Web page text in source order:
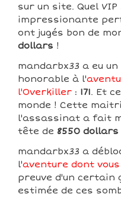
sur un site. Quel
impressionante
ont jugés bon de
dollars !
mandarbx33 a eu
honorable à l'
l'Overkiller : 171. Et
monde ! Cette
l'assassinat a fait
tête de 8550 dollars
mandarbx33 a
l'aventure dont
preuve d'un certain
estimée de ces